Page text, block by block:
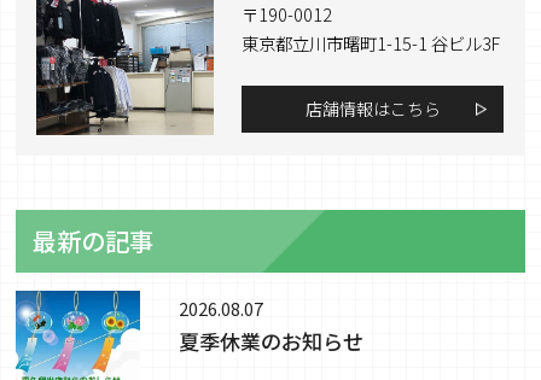
〒190-0012
東京都立川市曙町1-15-1 谷ビル3F
店舗情報はこちら
最新の記事
2026.08.07
夏季休業のお知らせ